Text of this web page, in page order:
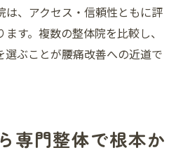
は、アクセス・信頼性ともに評
す。複数の整体院を比較し、
選ぶことが腰痛改善への近道で
専門整体で根本か